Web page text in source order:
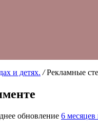
и детях. / Рекламные
обновление 6 месяцев